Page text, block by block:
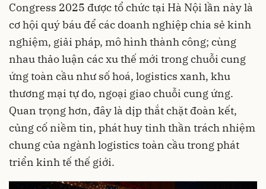
Congress 2025 được tổ chức tại Hà Nội lần này là
cơ hội quý báu để các doanh nghiệp chia sẻ kinh
nghiệm, giải pháp, mô hình thành công; cùng
nhau thảo luận các xu thế mới trong chuỗi cung
ứng toàn cầu như số hoá, logistics xanh, khu
thương mại tự do, ngoại giao chuỗi cung ứng.
Quan trọng hơn, đây là dịp thắt chặt đoàn kết,
củng cố niềm tin, phát huy tinh thần trách nhiệm
chung của ngành logistics toàn cầu trong phát
triển kinh tế thế giới.